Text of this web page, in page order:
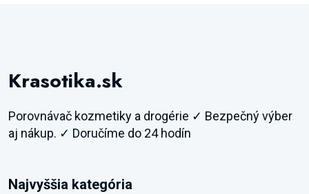
Krasotika.sk
Porovnávač kozmetiky a drogérie ✓ Bezpečný výber
aj nákup. ✓ Doručíme do 24 hodín
Najvyššia kategória